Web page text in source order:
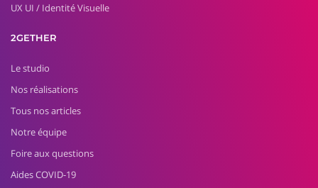
UX UI / Identité Visuelle
2GETHER
Le studio
Nos réalisations
Tous nos articles
Notre équipe
Foire aux questions
Aides COVID-19